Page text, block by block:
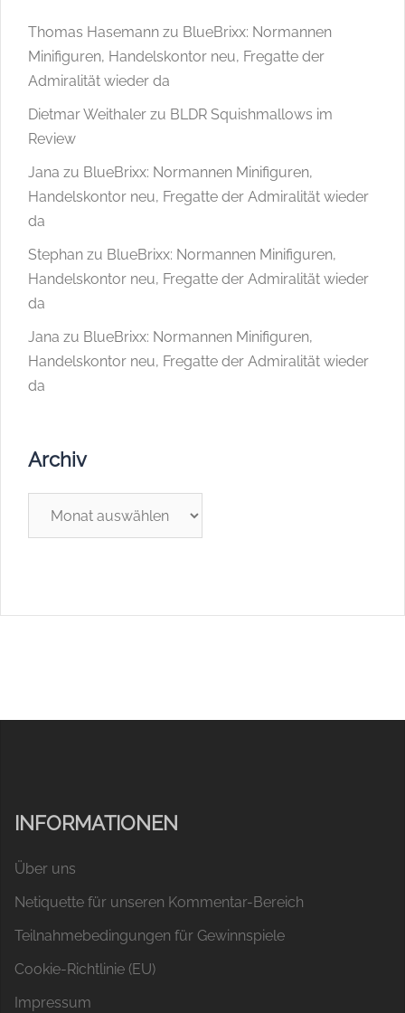
Thomas Hasemann zu BlueBrixx: Normannen
Minifiguren, Handelskontor neu, Fregatte der
Admiralität wieder da
Dietmar Weithaler zu BLDR Squishmallows im
Review
Jana zu BlueBrixx: Normannen Minifiguren,
Handelskontor neu, Fregatte der Admiralität wieder
da
Stephan zu BlueBrixx: Normannen Minifiguren,
Handelskontor neu, Fregatte der Admiralität wieder
da
Jana zu BlueBrixx: Normannen Minifiguren,
Handelskontor neu, Fregatte der Admiralität wieder
da
Archiv
INFORMATIONEN
Über uns
Netiquette für unseren Kommentar-Bereich
Teilnahmebedingungen für Gewinnspiele
Cookie-Richtlinie (EU)
Impressum